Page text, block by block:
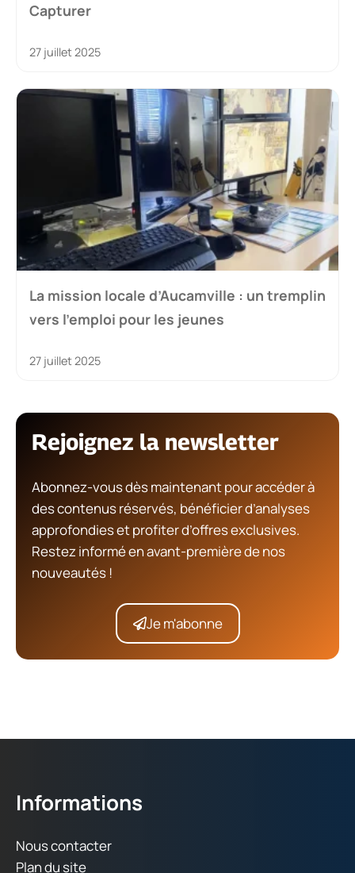
Capturer
27 juillet 2025
La mission locale d’Aucamville : un tremplin
vers l’emploi pour les jeunes
27 juillet 2025
Rejoignez la newsletter
Abonnez-vous dès maintenant pour accéder à
des contenus réservés, bénéficier d’analyses
approfondies et profiter d’offres exclusives.
Restez informé en avant-première de nos
nouveautés !
Je m'abonne
Informations
Nous contacter
Plan du site